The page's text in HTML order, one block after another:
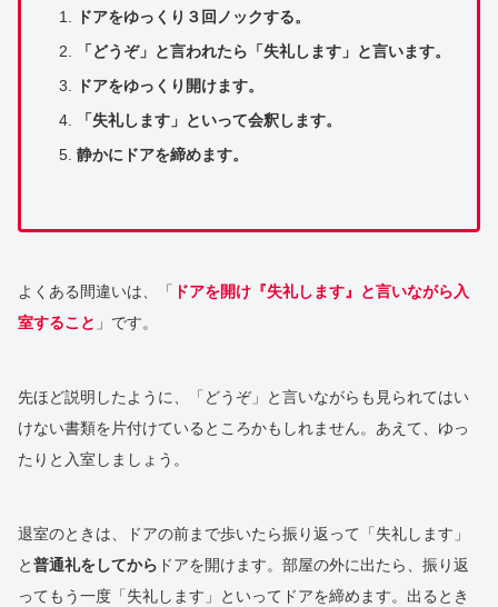
ドアをゆっくり３回ノックする。
「どうぞ」と言われたら「失礼します」と言います。
ドアをゆっくり開けます。
「失礼します」といって会釈します。
静かにドアを締めます。
よくある間違いは、「 ドアを開け『失礼します』と言いながら入
室すること 」です。
先ほど説明したように、「どうぞ」と言いながらも見られてはい
けない書類を片付けているところかもしれません。あえて、ゆっ
たりと入室しましょう。
退室のときは、ドアの前まで歩いたら振り返って「失礼します」
と普通礼をしてから ドアを開けます。部屋の外に出たら、振り返
ってもう一度「失礼します」といってドアを締めます。出るとき